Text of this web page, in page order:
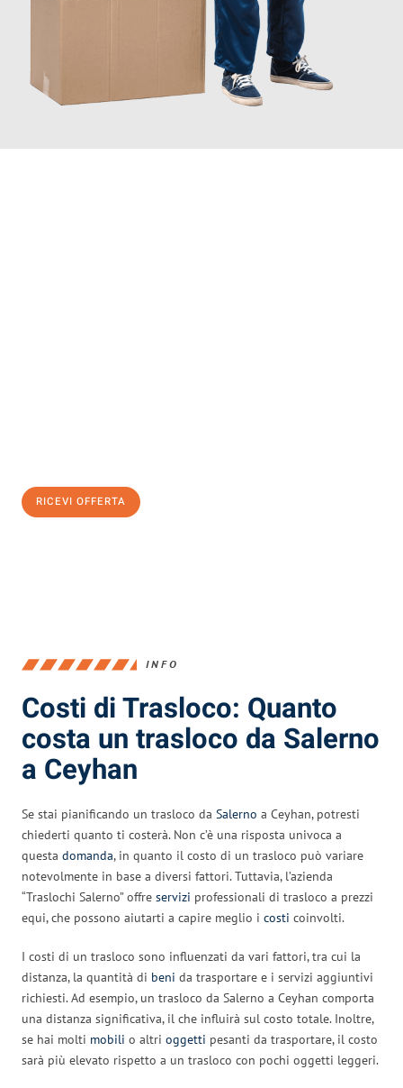
RICEVI OFFERTA
INFO
Costi di Trasloco: Quanto
costa un trasloco da Salerno
a Ceyhan
Se stai pianificando un trasloco da Salerno a Ceyhan, potresti
chiederti quanto ti costerà. Non c’è una risposta univoca a
questa domanda, in quanto il costo di un trasloco può variare
notevolmente in base a diversi fattori. Tuttavia, l’azienda
“Traslochi Salerno” offre servizi professionali di trasloco a prezzi
equi, che possono aiutarti a capire meglio i costi coinvolti.
I costi di un trasloco sono influenzati da vari fattori, tra cui la
distanza, la quantità di beni da trasportare e i servizi aggiuntivi
richiesti. Ad esempio, un trasloco da Salerno a Ceyhan comporta
una distanza significativa, il che influirà sul costo totale. Inoltre,
se hai molti mobili o altri oggetti pesanti da trasportare, il costo
sarà più elevato rispetto a un trasloco con pochi oggetti leggeri.